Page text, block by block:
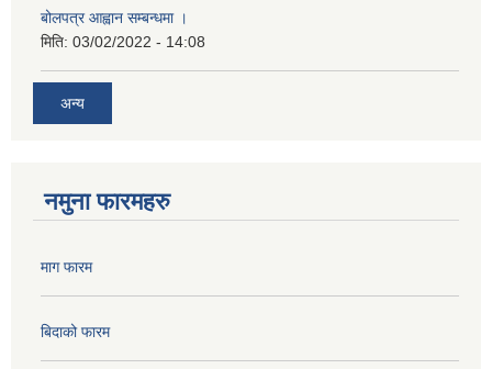
बोलपत्र आह्वान सम्बन्धमा ।
मिति: 03/02/2022 - 14:08
अन्य
नमुना फारमहरु
माग फारम
बिदाको फारम